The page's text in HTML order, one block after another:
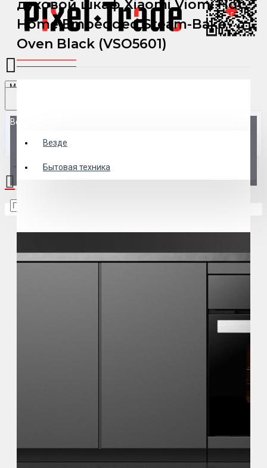
Menu
Везде
Везде
Бытовая техника
0 товар(ов) - 0 р.
духовой шкаф Xiaomi Viomi Hot
Home Embedded Steam-Bake
Oven Black (VSO5601)